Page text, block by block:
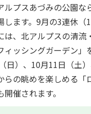
ルプスあづみの公園な
します。9月の3連休（
は、北アルプスの清流
ィッシングガーデン」
日）、10月11日（土
らの眺めを楽しめる「
催されます。